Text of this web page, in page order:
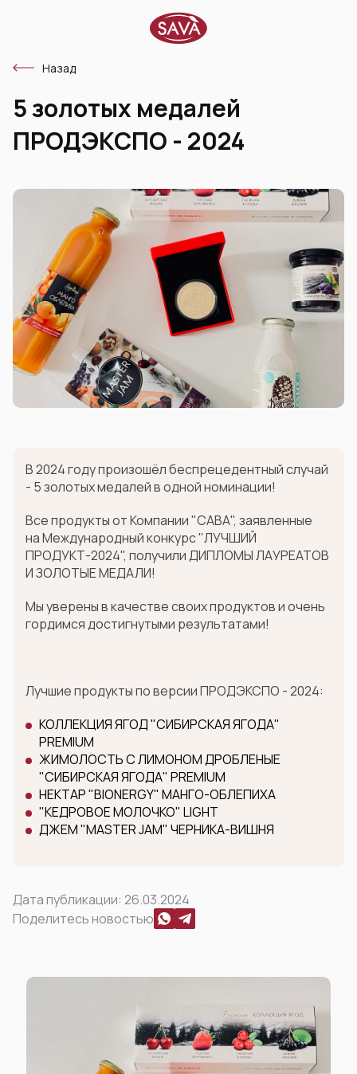
Назад
5 золотых медалей
ПРОДЭКСПО - 2024
В 2024 году произошёл беспрецедентный случай
- 5 золотых медалей в одной номинации!
Все продукты от Компании "САВА", заявленные
на Международный конкурс "ЛУЧШИЙ
ПРОДУКТ-2024", получили ДИПЛОМЫ ЛАУРЕАТОВ
И ЗОЛОТЫЕ МЕДАЛИ!
Мы уверены в качестве своих продуктов и очень
гордимся достигнутыми результатами!
Лучшие продукты по версии ПРОДЭКСПО - 2024:
КОЛЛЕКЦИЯ ЯГОД "СИБИРСКАЯ ЯГОДА"
PREMIUM
ЖИМОЛОСТЬ С ЛИМОНОМ ДРОБЛЕНЫЕ
"СИБИРСКАЯ ЯГОДА" PREMIUM
НЕКТАР "BIONERGY" МАНГО-ОБЛЕПИХА
"КЕДРОВОЕ МОЛОЧКО" LIGHT
ДЖЕМ "MASTER JAM" ЧЕРНИКА-ВИШНЯ
Дата публикации: 26.03.2024
Поделитесь новостью